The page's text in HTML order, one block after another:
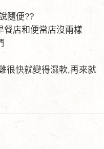
隨便??
餐店和便當店沒兩樣
很快就變得濕軟,再來就